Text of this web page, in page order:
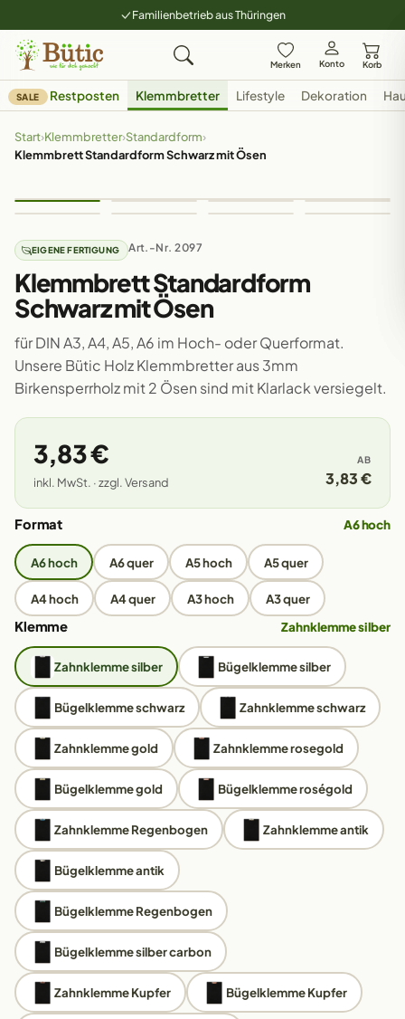
Familienbetrieb aus Thüringen
Merken Konto Korb
SALE Restposten Klemmbretter Lifestyle Dekoration
Start›Klemmbretter›Standardform›
Klemmbrett Standardform Schwarz mit Ösen
EIGENE FERTIGUNG Art.-Nr. 2097
Klemmbrett Standardform
Schwarz mit Ösen
für DIN A3, A4, A5, A6 im Hoch- oder Querformat.
Unsere Bütic Holz Klemmbretter aus 3mm
Birkensperrholz mit 2 Ösen sind mit Klarlack versiegelt.
3,83 €
inkl. MwSt. · zzgl. Versand
AB
3,83 €
Format A6 hoch
A6 hoch A6 quer A5 hoch A5 quer
A4 hoch A4 quer A3 hoch A3 quer
Klemme Zahnklemme silber
Zahnklemme silber Bügelklemme silber
Bügelklemme schwarz Zahnklemme schwarz
Zahnklemme gold Zahnklemme rosegold
Bügelklemme gold Bügelklemme roségold
Zahnklemme Regenbogen Zahnklemme antik
Bügelklemme antik
Bügelklemme Regenbogen
Bügelklemme silber carbon
Zahnklemme Kupfer Bügelklemme Kupfer